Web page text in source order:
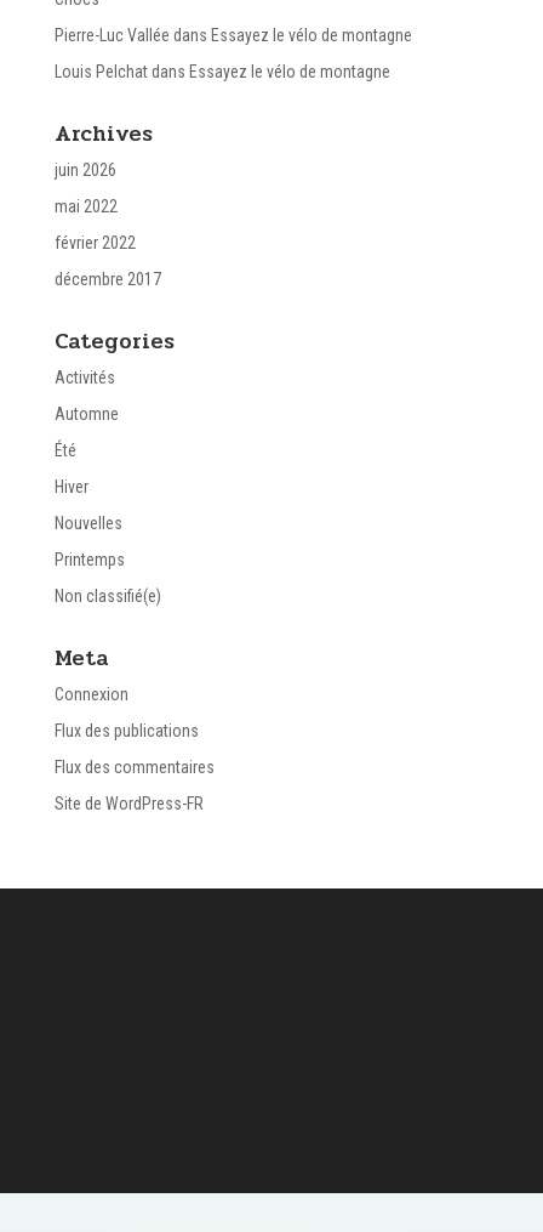
Pierre-Luc Vallée dans Essayez le vélo de montagne
Louis Pelchatdans Essayez le vélo de montagne
Archives
juin 2026
mai 2022
février 2022
décembre 2017
Categories
Activités
Automne
Été
Hiver
Nouvelles
Printemps
Non classifié(e)
Meta
Connexion
Flux des publications
Flux des commentaires
Site de WordPress-FR